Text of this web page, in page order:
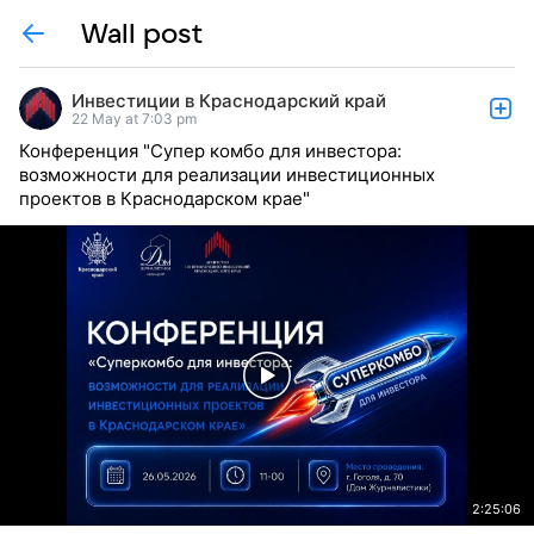
Wall post
Инвестиции в Краснодарский край
22 May at 7:03 pm
Конференция "Супер комбо для инвестора:
возможности для реализации инвестиционных
проектов в Краснодарском крае"
2:25:06